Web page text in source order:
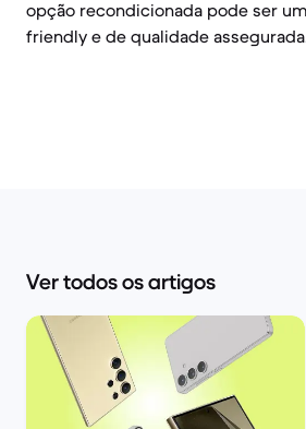
opção recondicionada pode ser
friendly e de qualidade
Ver todos os artigos